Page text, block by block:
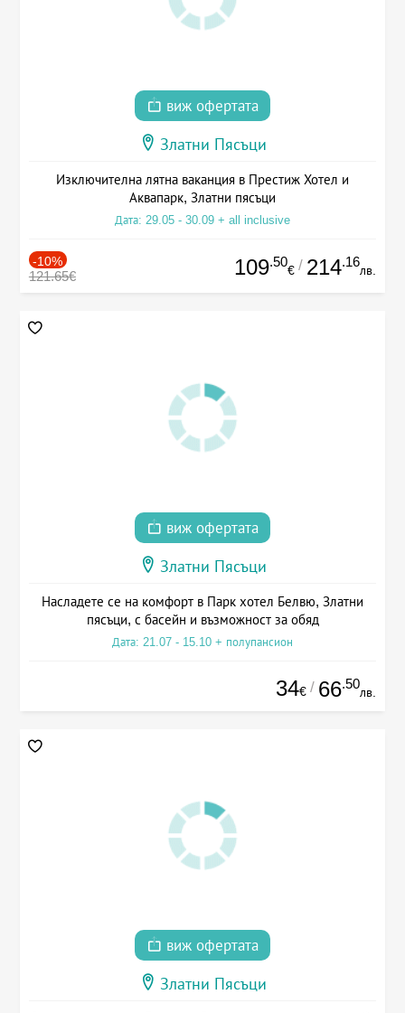
виж офертата
Златни Пясъци
Изключителна лятна ваканция в Престиж Хотел и
Аквапарк, Златни пясъци
Дата: 29.05 - 30.09 + all inclusive
-10%
121.65€ 109.50
€ / 214.16
лв.
виж офертата
Златни Пясъци
Насладете се на комфорт в Парк хотел Белвю, Златни
пясъци, с басейн и възможност за обяд
Дата: 21.07 - 15.10 + полупансион
34€ / 66.50
лв.
виж офертата
Златни Пясъци